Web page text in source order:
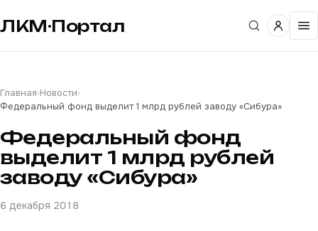
ЛКМ·Портал
Главная›Новости›
Федеральный фонд выделит 1 млрд рублей заводу «Сибура»
Федеральный фонд
выделит 1 млрд рублей
заводу «Сибура»
6 декабря 2018